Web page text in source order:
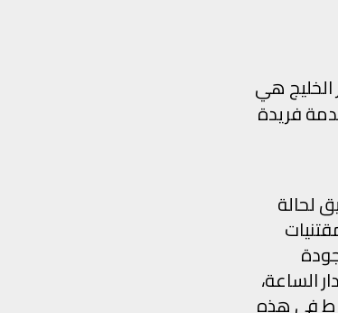
هي
فريدة
لحالة
الساعة،
في هذه